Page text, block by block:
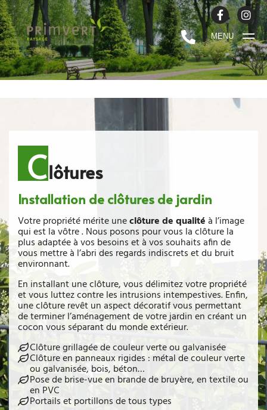
MENU
Clôtures
Installation de clôtures de jardin
Votre propriété mérite uneclôture de qualitéà l’image
qui est la vôtre . Nous posons pour vous la clôture la
plus adaptée à vos besoins et à vos souhaits afin de
vous mettre à l’abri des regards indiscrets et du bruit
environnant.
En installant une clôture, vous délimitez votre propriété
et vous luttez contre les intrusions intempestives. Enfin,
une clôture revêt un aspect décoratif vous permettant
de terminer l’aménagement de votre jardin en créant un
cocon vous séparant du monde extérieur.
Clôture grillagée de couleur verte ou galvanisée
Clôture en panneaux rigides : métal de couleur verte
ou galvanisée, bois, béton…
Pose de brise-vue en brande de bruyère, en textile ou
en PVC
Portails et portillons de tous types